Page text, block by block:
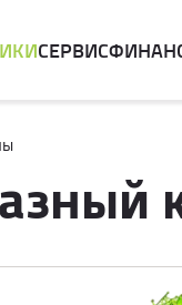
СЕРВИС